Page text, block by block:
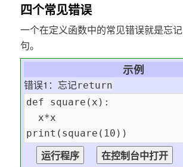
四个常见错误
一个在定义函数中的常见错误就是忘记
句。
示例
错误1：忘记return